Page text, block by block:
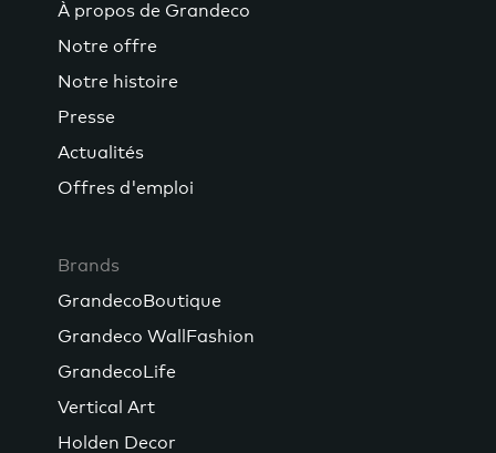
À propos de Grandeco
Notre offre
Notre histoire
Presse
Actualités
Offres d'emploi
Brands
GrandecoBoutique
Grandeco WallFashion
GrandecoLife
Vertical Art
Holden Decor